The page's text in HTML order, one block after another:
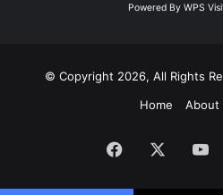
Powered By WPS
© Copyright 2026, All Rights
Home
About
Facebook